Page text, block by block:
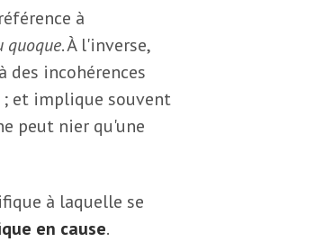
à
quoque. À l'inverse,
incohérences
et implique souvent
peut nier qu'une
à laquelle se
en cause.